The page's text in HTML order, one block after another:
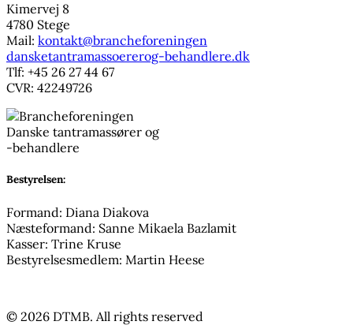
Kimervej 8
4780 Stege
Mail: kontakt@brancheforeningen
dansketantramassoererog-behandlere.dk
Tlf: +45 26 27 44 67
CVR: 42249726
Bestyrelsen:
Formand: Diana Diakova
Næsteformand: Sanne Mikaela Bazlamit
Kasser: Trine Kruse
Bestyrelsesmedlem: Martin Heese
© 2026 DTMB. All rights reserved